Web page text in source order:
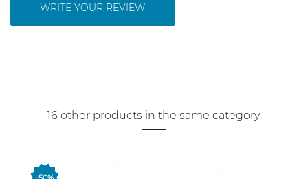
WRITE YOUR REVIEW
16 other products in the same category: